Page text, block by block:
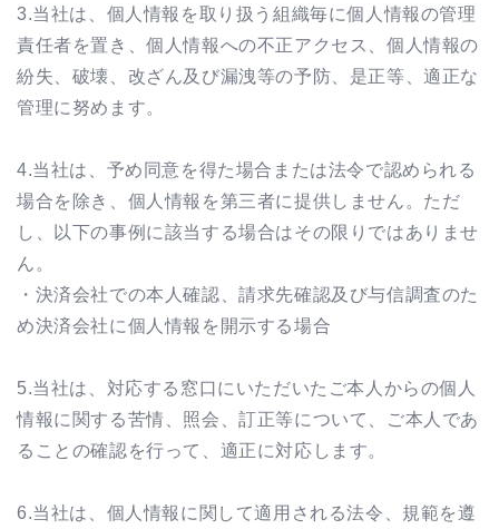
3.当社は、個人情報を取り扱う組織毎に個人情報の管理
責任者を置き、個人情報への不正アクセス、個人情報の
紛失、破壊、改ざん及び漏洩等の予防、是正等、適正な
管理に努めます。
4.当社は、予め同意を得た場合または法令で認められる
場合を除き、個人情報を第三者に提供しません。ただ
し、以下の事例に該当する場合はその限りではありませ
ん。
・決済会社での本人確認、請求先確認及び与信調査のた
め決済会社に個人情報を開示する場合
5.当社は、対応する窓口にいただいたご本人からの個人
情報に関する苦情、照会、訂正等について、ご本人であ
ることの確認を行って、適正に対応します。
6.当社は、個人情報に関して適用される法令、規範を遵